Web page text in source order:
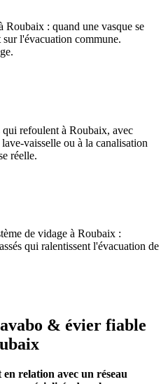
Roubaix : quand une vasque se
l'évacuation commune.
qui refoulent à Roubaix, avec
vaisselle ou à la canalisation
réelle.
de vidage à Roubaix :
qui ralentissent l'évacuation de
& évier fiable
relation avec un réseau